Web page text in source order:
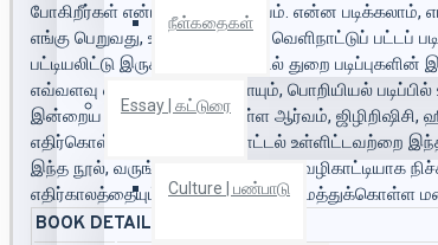
நீள்கதைகள்
Essay | கட்டுரை
Culture | பண்பாடு
போகிறீர்கள் என்பதுதான் முக்கியம். என்ன படிக்கலாம்,
எங்கு பெறுவது, உள்நாட்டு மற்றும் வெளிநாட்டுப்
பட்டியலிட்டு இருக்கிறோம். தொழில் துறை
எவ்வளவு என்கிற விவரங்களையும், பொறியியல் படிப்பில்
இன்றைய மாணவர்களுக்கு உள்ள ஆர்வம், ஜிழிறிஷிசி,
எதிர்கொள்வது என்கிற வழிகாட்டல் உள்ளிட்டவற்றை
இந்த நூல், வருங்காலச் சந்ததிகளின் வழிகாட்டியாக
எதிர்காலத்தையும் வெற்றிகரமாக அமைத்துக்கொள்ள
BOOK DETAILS